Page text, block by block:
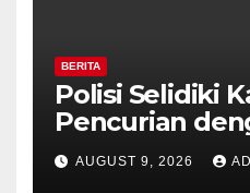
BERITA
Polisi Selidiki
Pencurian
di Counter HP
Ambarawa.
AUGUST 9, 2026